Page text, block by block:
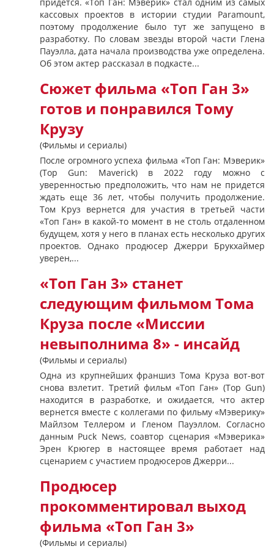
кассовых проектов в истории студии Paramount,
поэтому продолжение было тут же запущено в
разработку. По словам звезды второй части Глена
Пауэлла, дата начала производства уже определена.
Об этом актер рассказал в подкасте...
Сюжет фильма «Топ Ган 3»
готов и понравился Тому
Крузу
(Фильмы и сериалы)
После огромного успеха фильма «Топ Ган: Мэверик»
(Top Gun: Maverick) в 2022 году можно с
уверенностью предположить, что нам не придется
ждать еще 36 лет, чтобы получить продолжение.
Том Круз вернется для участия в третьей части
«Топ Ган» в какой-то момент в не столь отдаленном
будущем, хотя у него в планах есть несколько других
проектов. Однако продюсер Джерри Брукхаймер
уверен,...
«Топ Ган 3» станет
следующим фильмом Тома
Круза после «Миссии
невыполнима 8» - инсайд
(Фильмы и сериалы)
Одна из крупнейших франшиз Тома Круза вот-вот
снова взлетит. Третий фильм «Топ Ган» (Top Gun)
находится в разработке, и ожидается, что актер
вернется вместе с коллегами по фильму «Мэверику»
Майлзом Теллером и Гленом Пауэллом. Согласно
данным Puck News, соавтор сценария «Мэверика»
Эрен Крюгер в настоящее время работает над
сценарием с участием продюсеров Джерри...
Продюсер
прокомментировал выход
фильма «Топ Ган 3»
(Фильмы и сериалы)